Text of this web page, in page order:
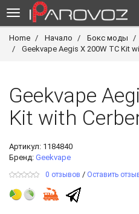
Home Начало Бокс моды
Geekvape Aegis X 200W TC Kit
Geekvape
Kit with
Артикул: 1184840
Бренд: Geekvape
0 отзывов / Оставить